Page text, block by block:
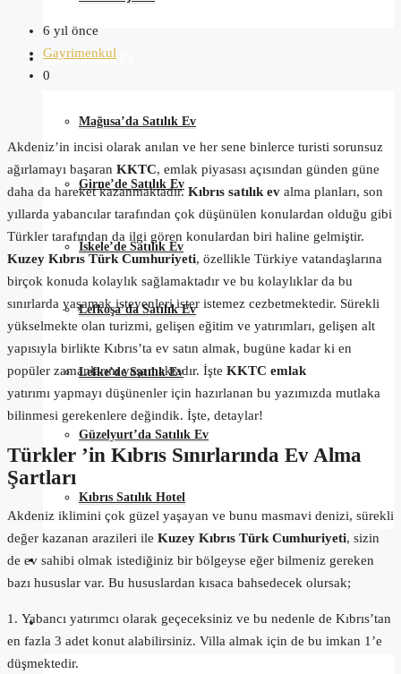
Kıbrıs Satılık Ev
Mağusa’da Satılık Ev
Girne’de Satılık Ev
İskele’de Satılık Ev
Lefkoşa’da Satılık Ev
Lefke’de Satılık Ev
Güzelyurt’da Satılık Ev
Kıbrıs Satılık Hotel
Günlük Kiralık
Hakkımızda
6 yıl önce
Gayrimenkul
0
Akdeniz’in incisi olarak anılan ve her sene binlerce turisti sorunsuz
ağırlamayı başaran KKTC, emlak piyasası açısından günden güne
daha da hareket kazanmaktadır. Kıbrıs satılık ev alma planları, son
yıllarda yabancılar tarafından çok düşünülen konulardan olduğu gibi
Türkler tarafından da ilgi gören konulardan biri haline gelmiştir.
Kuzey Kıbrıs Türk Cumhuriyeti, özellikle Türkiye vatandaşlarına
birçok konuda kolaylık sağlamaktadır ve bu kolaylıklar da bu
sınırlarda yaşamak isteyenleri ister istemez cezbetmektedir. Sürekli
yükselmekte olan turizmi, gelişen eğitim ve yatırımları, gelişen alt
yapısıyla birlikte Kıbrıs’ta ev satın almak, bugüne kadar ki en
popüler zamanlarını yaşamaktadır. İşte KKTC emlak
yatırımı yapmayı düşünenler için hazırlanan bu yazımızda mutlaka
bilinmesi gerekenlere değindik. İşte, detaylar!
Türkler ’in Kıbrıs Sınırlarında Ev Alma
Şartları
Akdeniz iklimini çok güzel yaşayan ve bunu masmavi denizi, sürekli
değer kazanan arazileri ile Kuzey Kıbrıs Türk Cumhuriyeti, sizin
de ev sahibi olmak istediğiniz bir bölgeyse eğer bilmeniz gereken
bazı hususlar var. Bu hususlardan kısaca bahsedecek olursak;
1. Yabancı yatırımcı olarak geçeceksiniz ve bu nedenle de Kıbrıs’tan
en fazla 3 adet konut alabilirsiniz. Villa almak için de bu imkan 1’e
düşmektedir.